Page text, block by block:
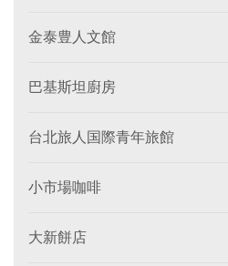
金泰豊人文館
巴基斯坦廚房
台北旅人国際青年旅館
小市場咖啡
大新餅店